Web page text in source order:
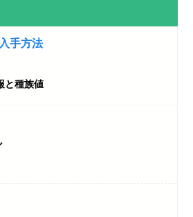
手方法
と種族値